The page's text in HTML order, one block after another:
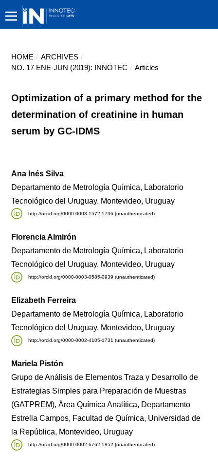
HOME / ARCHIVES /
NO. 17 ENE-JUN (2019): INNOTEC / Articles
Optimization of a primary method for the
determination of creatinine in human
serum by GC-IDMS
Ana Inés Silva
Departamento de Metrología Química, Laboratorio
Tecnológico del Uruguay. Montevideo, Uruguay
http://orcid.org/0000-0003-1572-5736 (unauthenticated)
Florencia Almirón
Departamento de Metrología Química, Laboratorio
Tecnológico del Uruguay. Montevideo, Uruguay
http://orcid.org/0000-0003-0585-0939 (unauthenticated)
Elizabeth Ferreira
Departamento de Metrología Química, Laboratorio
Tecnológico del Uruguay. Montevideo, Uruguay
http://orcid.org/0000-0002-4105-1731 (unauthenticated)
Mariela Pistón
Grupo de Análisis de Elementos Traza y Desarrollo de
Estrategias Simples para Preparación de Muestras
(GATPREM), Área Química Analítica, Departamento
Estrella Campos, Facultad de Química, Universidad de
la República, Montevideo, Uruguay
http://orcid.org/0000-0002-6762-5852 (unauthenticated)